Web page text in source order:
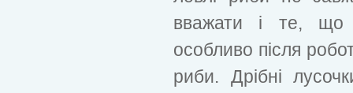
вважати і те, що
особливо після
риби. Дрібні